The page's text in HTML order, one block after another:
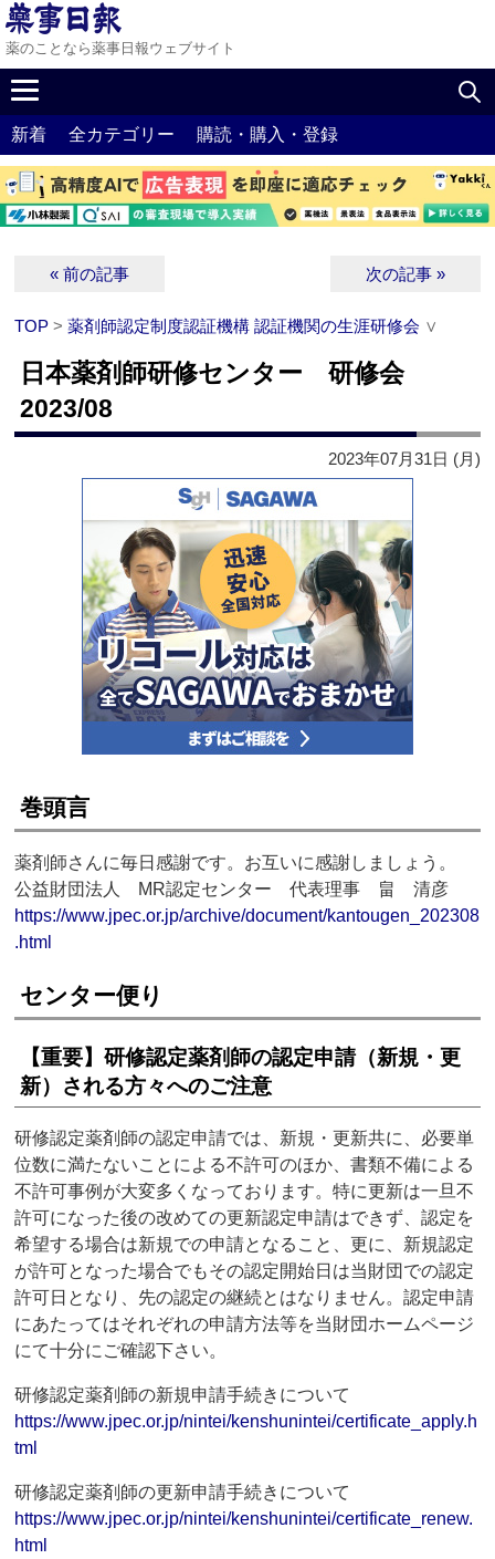
薬のことなら薬事日報ウェブサイト
新着 全カテゴリー 購読・購入・登録
« 前の記事 次の記事 »
TOP >薬剤師認定制度認証機構 認証機関の生涯研修会 ∨
日本薬剤師研修センター 研修会
2023/08
2023年07月31日 (月)
巻頭言
薬剤師さんに毎日感謝です。お互いに感謝しましょう。
公益財団法人 MR認定センター 代表理事 畠 清彦
https://www.jpec.or.jp/archive/document/kantougen_202308
.html
センター便り
【重要】研修認定薬剤師の認定申請（新規・更
新）される方々へのご注意
研修認定薬剤師の認定申請では、新規・更新共に、必要単
位数に満たないことによる不許可のほか、書類不備による
不許可事例が大変多くなっております。特に更新は一旦不
許可になった後の改めての更新認定申請はできず、認定を
希望する場合は新規での申請となること、更に、新規認定
が許可となった場合でもその認定開始日は当財団での認定
許可日となり、先の認定の継続とはなりません。認定申請
にあたってはそれぞれの申請方法等を当財団ホームページ
にて十分にご確認下さい。
研修認定薬剤師の新規申請手続きについて
https://www.jpec.or.jp/nintei/kenshunintei/certificate_apply.h
tml
研修認定薬剤師の更新申請手続きについて
https://www.jpec.or.jp/nintei/kenshunintei/certificate_renew.
html